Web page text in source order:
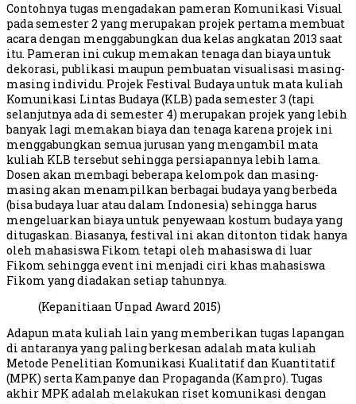
Contohnya tugas mengadakan pameran Komunikasi Visual
pada semester 2 yang merupakan projek pertama membuat
acara dengan menggabungkan dua kelas angkatan 2013 saat
itu. Pameran ini cukup memakan tenaga dan biaya untuk
dekorasi, publikasi maupun pembuatan visualisasi masing-
masing individu. Projek Festival Budaya untuk mata kuliah
Komunikasi Lintas Budaya (KLB) pada semester 3 (tapi
selanjutnya ada di semester 4) merupakan projek yang lebih
banyak lagi memakan biaya dan tenaga karena projek ini
menggabungkan semua jurusan yang mengambil mata
kuliah KLB tersebut sehingga persiapannya lebih lama.
Dosen akan membagi beberapa kelompok dan masing-
masing akan menampilkan berbagai budaya yang berbeda
(bisa budaya luar atau dalam Indonesia) sehingga harus
mengeluarkan biaya untuk penyewaan kostum budaya yang
ditugaskan. Biasanya, festival ini akan ditonton tidak hanya
oleh mahasiswa Fikom tetapi oleh mahasiswa di luar
Fikom sehingga event ini menjadi ciri khas mahasiswa
Fikom yang diadakan setiap tahunnya.
(Kepanitiaan Unpad Award 2015)
Adapun mata kuliah lain yang memberikan tugas lapangan
di antaranya yang paling berkesan adalah mata kuliah
Metode Penelitian Komunikasi Kualitatif dan Kuantitatif
(MPK) serta Kampanye dan Propaganda (Kampro). Tugas
akhir MPK adalah melakukan riset komunikasi dengan